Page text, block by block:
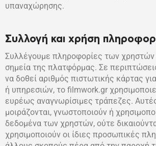
υπαναχώρησης.
Συλλογή και χρήση
Συλλέγουμε πληροφορίες των χρηστών
σημεία της πλατφόρμας. Σε
να δοθεί αριθμός πιστωτικής κάρτας
ή υπηρεσιών, το filmwork.gr
ευρέως αναγνωρίσιμες τράπεζες.
μοιράζονται, γνωστοποιούν ή
δεδομένα των χρηστών, ούτε
χρησιμοποιούν οι ίδιες προσωπικές